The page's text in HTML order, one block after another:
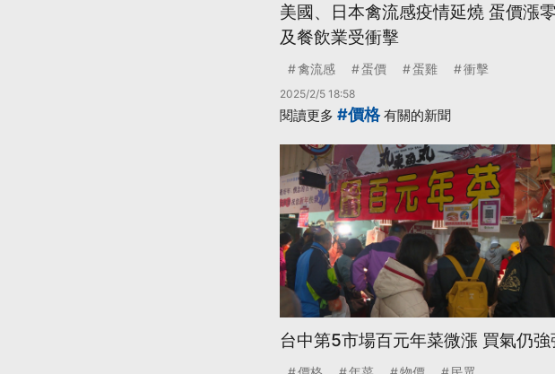
美國、日本禽流感疫情延燒 蛋價漲
及餐飲業受衝擊
禽流感 蛋價 蛋雞 衝擊
2025/2/5 18:58
閱讀更多 #價格有關的新聞
台中第5市場百元年菜微漲 買氣仍強